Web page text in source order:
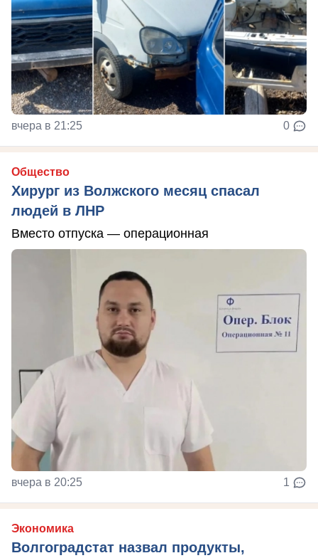
вчера в 21:25 0
Общество
Хирург из Волжского месяц спасал
людей в ЛНР
Вместо отпуска — операционная
вчера в 20:25 1
Экономика
Волгоградстат назвал продукты,